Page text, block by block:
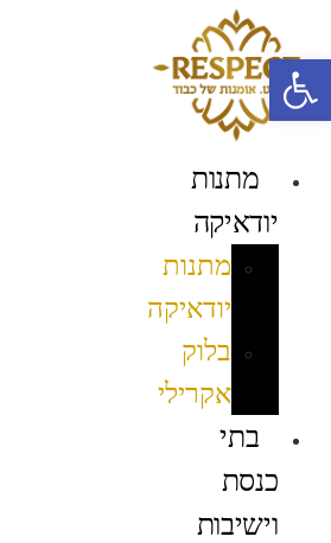
מתנות
יודאיקה
מתנות
יודאיקה
בלוק
אקרילי
בתי
כנסת
וישיבות
פתח סרגל נגישות